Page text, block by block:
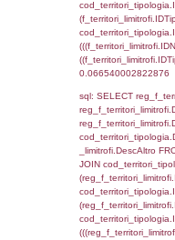
sql:
JOIN